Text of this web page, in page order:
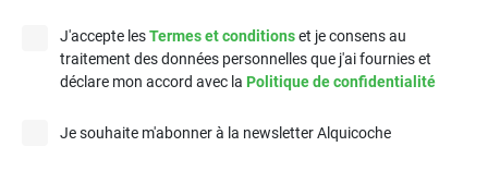
J'accepte lesTermes et conditionset je consens au
traitement des données personnelles que j'ai fournies et
déclare mon accord avec la Politique de confidentialité
Je souhaite m'abonner à la newsletter Alquicoche